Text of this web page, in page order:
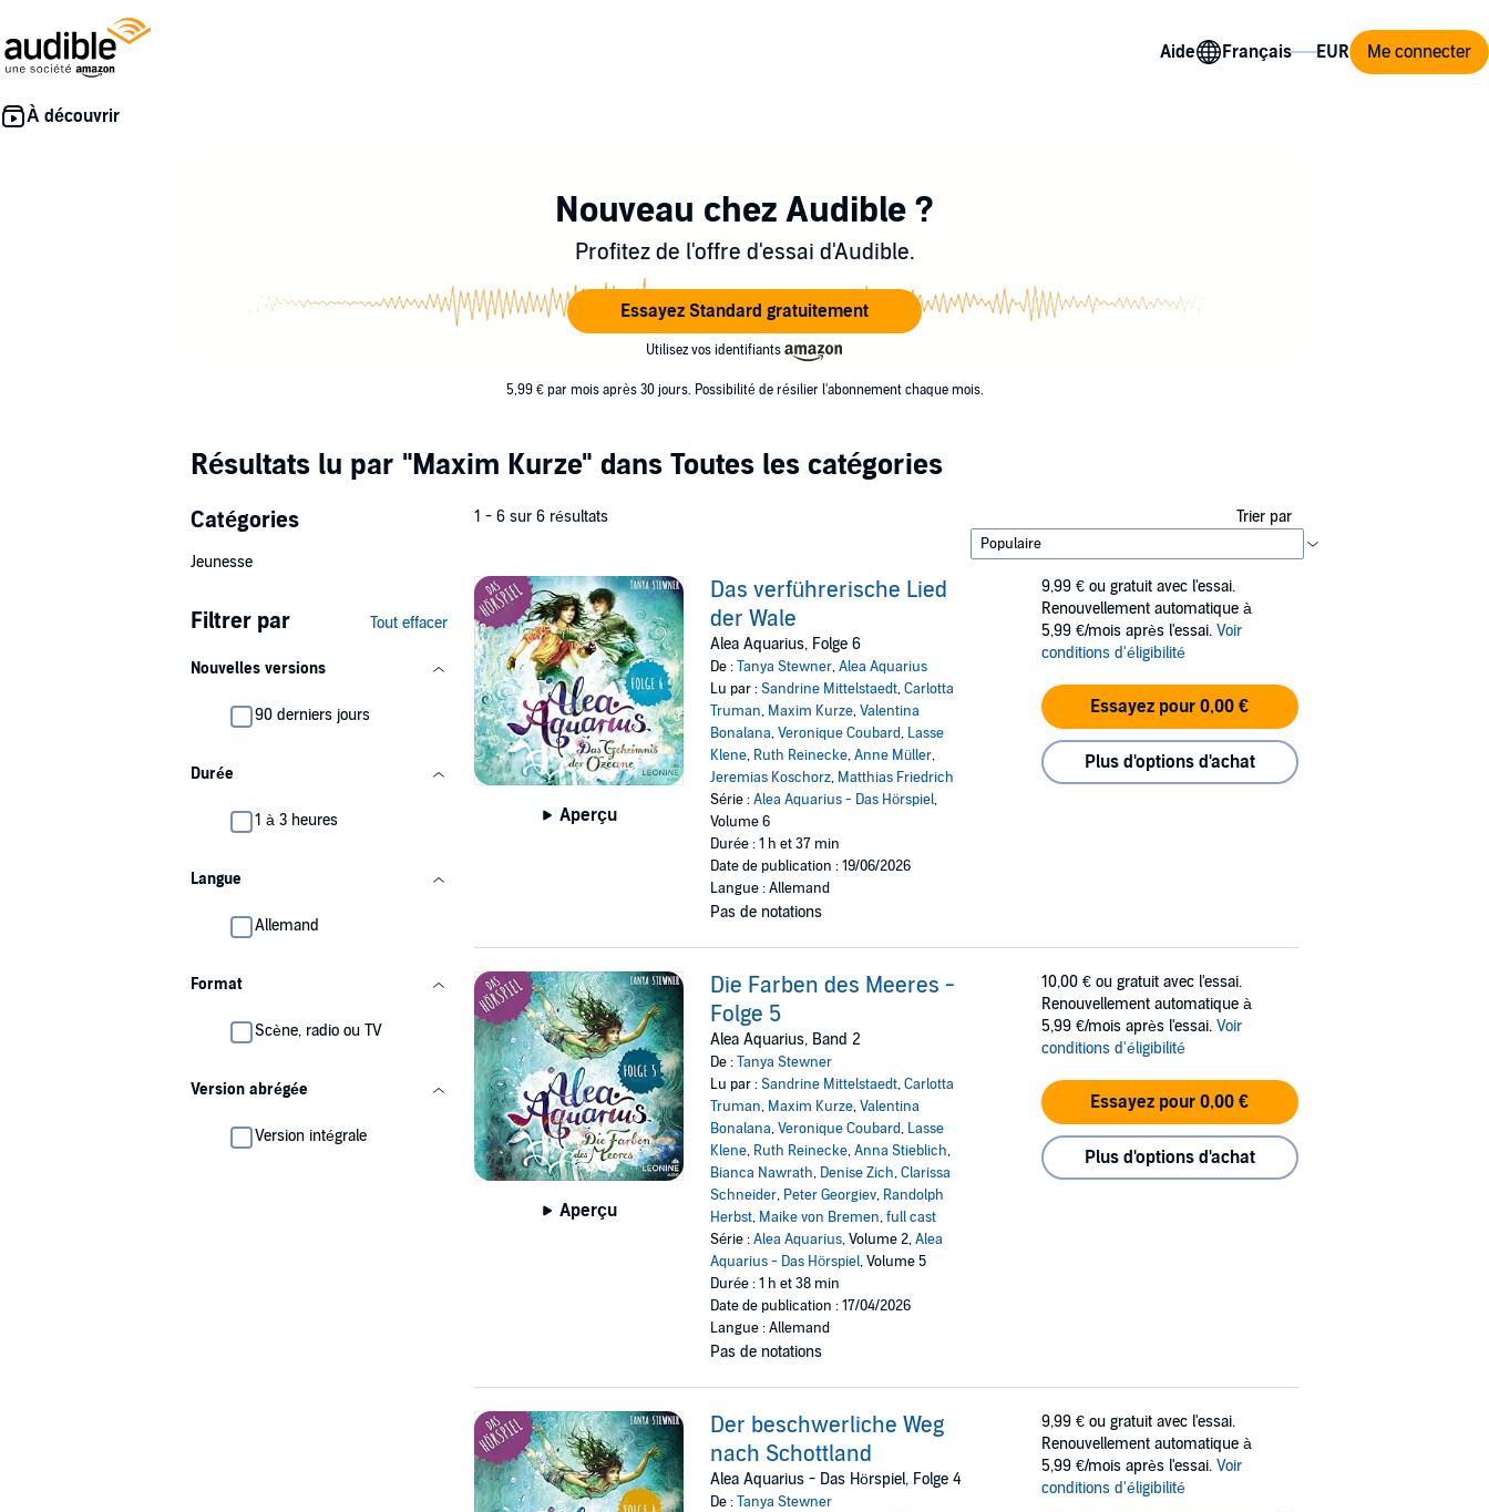
Aide Me connecter
Nouveau chez Audible ?
Profitez de l'offre d'essai d'Audible.
Essayez Standard gratuitement
Utilisez vos identifiants
5,99 € par mois après 30 jours. Possibilité de résilier l'abonnement chaque mois.
Résultats lu par "Maxim Kurze" dans Toutes les catégories
Catégories
Jeunesse
Filtrer par Tout effacer
Nouvelles versions
90 derniers jours
Durée
1 à 3 heures
Langue
Allemand
Format
Scène, radio ou TV
Version abrégée
Version intégrale
1 - 6 sur 6 résultats Trier par
Aperçu
Das verführerische Lied
der Wale
Alea Aquarius, Folge 6
De :Tanya Stewner,Alea Aquarius
Lu par :Sandrine Mittelstaedt,Carlotta
Truman, Maxim Kurze,Valentina
Bonalana,Veronique Coubard, Lasse
Klene, Ruth Reinecke,Anne Müller,
Jeremias Koschorz, Matthias Friedrich
Série :Alea Aquarius - Das Hörspiel,
Volume 6
Durée : 1 h et 37 min
Date de publication : 19/06/2026
Langue : Allemand
Pas de notations
9,99 € ou gratuit avec l'essai.
Renouvellement automatique à
5,99 €/mois après l'essai. Voir
conditions d'éligibilité
Essayez pour 0,00 €
Plus d'options d'achat
Aperçu
Die Farben des Meeres -
Folge 5
Alea Aquarius, Band 2
De :Tanya Stewner
Lu par :Sandrine Mittelstaedt,Carlotta
Truman, Maxim Kurze,Valentina
Bonalana,Veronique Coubard, Lasse
Klene, Ruth Reinecke,Anna Stieblich,
Bianca Nawrath, Denise Zich,Clarissa
Schneider, Peter Georgiev, Randolph
Herbst, Maike von Bremen,full cast
Série :Alea Aquarius, Volume 2,Alea
Aquarius - Das Hörspiel, Volume 5
Durée : 1 h et 38 min
Date de publication : 17/04/2026
Langue : Allemand
Pas de notations
10,00 € ou gratuit avec l'essai.
Renouvellement automatique à
5,99 €/mois après l'essai. Voir
conditions d'éligibilité
Essayez pour 0,00 €
Plus d'options d'achat
Der beschwerliche Weg
nach Schottland
Alea Aquarius - Das Hörspiel, Folge 4
De :Tanya Stewner
9,99 € ou gratuit avec l'essai.
Renouvellement automatique à
5,99 €/mois après l'essai. Voir
conditions d'éligibilité